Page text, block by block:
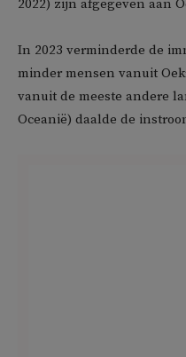
2022) zijn afgegeven aan
In 2023 verminderde de
minder mensen vanuit
vanuit de meeste andere
Oceanië) daalde de